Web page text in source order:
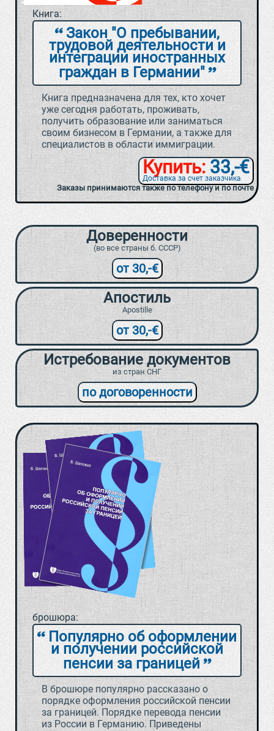
Книга:
Закон "О пребывании,
трудовой деятельности и
интеграции иностранных
граждан в Германии"
Книга предназначена для тех, кто хочет
уже сегодня работать, проживать,
получить образование или заниматься
своим бизнесом в Германии, а также для
специалистов в области иммиграции.
Купить: 33,-€
Доставка за счет заказчика
Заказы принимаются также по телефону и по почте
Доверенности
(во все страны б. СССР)
от 30,-€
Апостиль
Apostille
от 30,-€
Истребование документов
из стран СНГ
по договоренности
брошюра:
Популярно об оформлении
и получении российской
пенсии за границей
В брошюре популярно рассказано о
порядке оформления российской пенсии
за границей. Порядке перевода пенсии
из России в Германию. Приведены